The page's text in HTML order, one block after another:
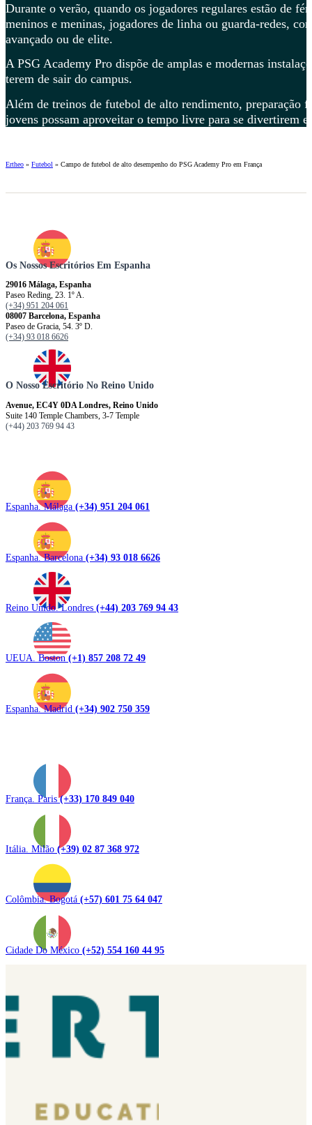
Durante o verão, quando os jogadores regulares estão de
meninos e meninas, jogadores de linha ou guarda-redes,
avançado ou de elite.
A PSG Academy Pro dispõe de amplas e modernas
terem de sair do campus.
Além de treinos de futebol de alto rendimento, preparação
jovens possam aproveitar o tempo livre para se divertirem
Ertheo » Futebol » Campo de futebol de alto desempenho do PSG Academy Pro em França
Os Nossos Escritórios Em Espanha
29016 Málaga, Espanha
Paseo Reding, 23. 1º A.
(+34) 951 204 061
08007 Barcelona, ​​​​​Espanha
Paseo de Gracia, 54. 3º D.
(+34) 93 018 6626
O Nosso Escritório No Reino Unido
Avenue, EC4Y 0DA Londres, Reino Unido
Suite 140 Temple Chambers, 3-7 Temple
(+44) 203 769 94 43
Espanha. Málaga (+34) 951 204 061
Espanha. Barcelona (+34) 93 018 6626
Reino Unido. Londres (+44) 203 769 94 43
UEUA. Boston(+1) 857 208 72 49
Espanha. Madrid (+34) 902 750 359
França. Paris(+33) 170 849 040
Itália. Milão (+39) 02 87 368 972
Colômbia. Bogotá (+57) 601 75 64 047
Cidade Do México (+52) 554 160 44 95